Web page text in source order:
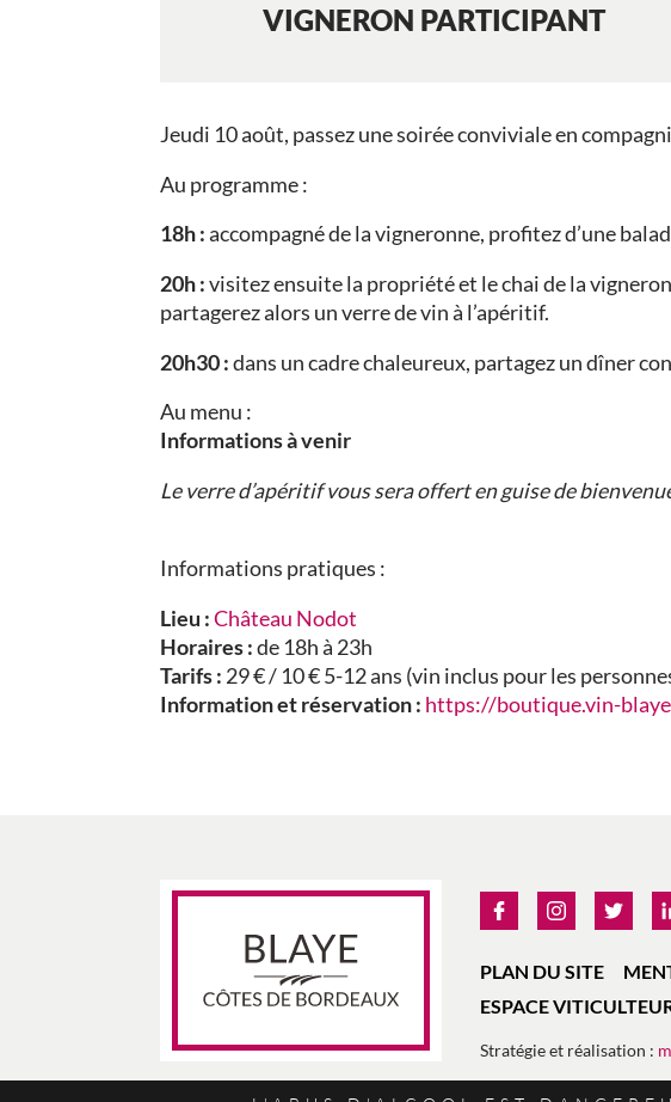
VIGNERON PARTICIPANT
Jeudi 10 août, passez une soirée conviviale en
Au programme :
18h :accompagné de la vigneronne, profitez d’une
20h :visitez ensuite la propriété et le chai de la
partagerez alors un verre de vin à l’apéritif.
20h30 :dans un cadre chaleureux, partagez un dîner
Au menu :
Informations à venir
Le verre d’apéritif vous sera offert en guise de
Informations pratiques :
Lieu :Château Nodot
Horaires :de 18h à 23h
Tarifs : 29 € / 10 € 5-12 ans (vin inclus pour les
Information et réservation : https://boutique.vin-
PLAN DU SITE
ESPACE
Stratégie et réalisation :